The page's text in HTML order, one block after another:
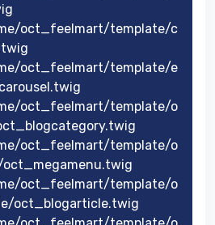
oct_feelmart/template/c
oct_feelmart/template/e
oct_feelmart/template/o
oct_feelmart/template/o
oct_feelmart/template/o
oct_blogarticle.twig